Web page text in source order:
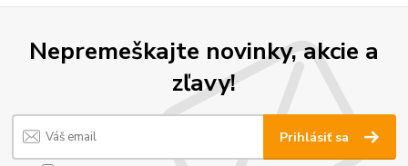
Nepremeškajte novinky, akcie a
zľavy!
Prihlásiť sa